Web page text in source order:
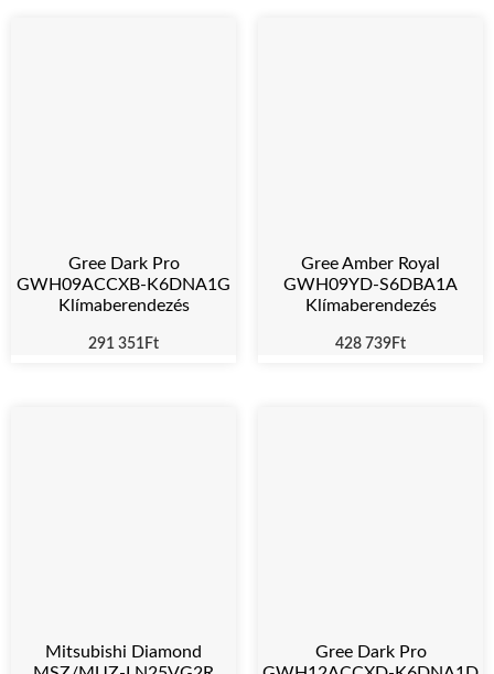
Gree Dark Pro
GWH09ACCXB-K6DNA1G
Klímaberendezés
291 351Ft
Gree Amber Royal
GWH09YD-S6DBA1A
Klímaberendezés
428 739Ft
Mitsubishi Diamond
Gree Dark Pro